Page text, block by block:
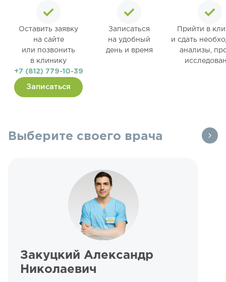
Оставить заявку
на сайте
или позвонить
в клинику
+7 (812) 779-10-39
Записаться
Записаться
на удобный
день и время
Прийти в
и сдать
анализы,
Выберите своего врача
Закуцкий Александр
Николаевич